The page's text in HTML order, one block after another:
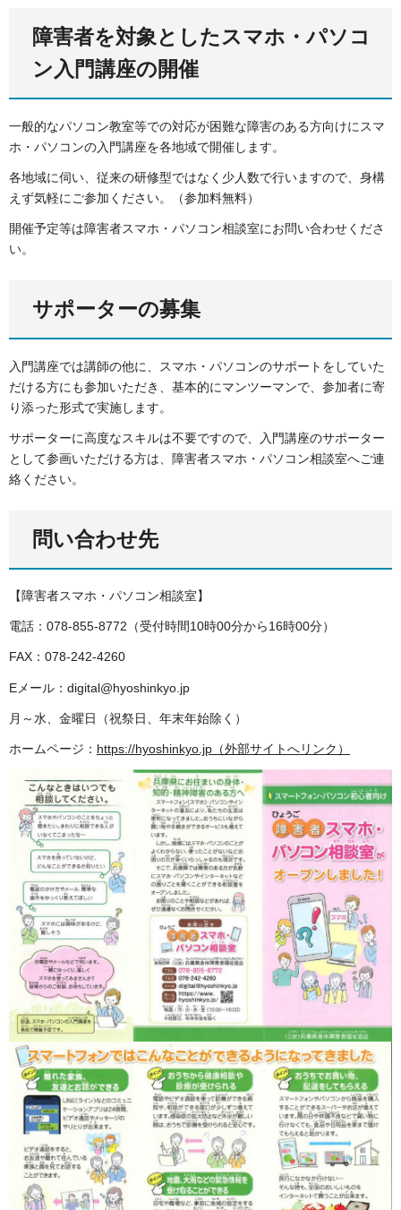
障害者を対象としたスマホ・パソコ
ン入門講座の開催
一般的なパソコン教室等での対応が困難な障害のある方向けにスマ
ホ・パソコンの入門講座を各地域で開催します。
各地域に伺い、従来の研修型ではなく少人数で行いますので、身構
えず気軽にご参加ください。（参加料無料）
開催予定等は障害者スマホ・パソコン相談室にお問い合わせくださ
い。
サポーターの募集
入門講座では講師の他に、スマホ・パソコンのサポートをしていた
だける方にも参加いただき、基本的にマンツーマンで、参加者に寄
り添った形式で実施します。
サポーターに高度なスキルは不要ですので、入門講座のサポーター
として参画いただける方は、障害者スマホ・パソコン相談室へご連
絡ください。
問い合わせ先
【障害者スマホ・パソコン相談室】
電話：078-855-8772（受付時間10時00分から16時00分）
FAX：078-242-4260
Eメール：digital@hyoshinkyo.jp
月～水、金曜日（祝祭日、年末年始除く）
ホームページ： https://hyoshinkyo.jp（外部サイトへリンク）